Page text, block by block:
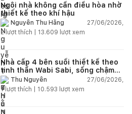
Ngôi nhà không cần điều hòa nhờ
thiết kế theo khí hậu
Nguyễn Thu Hằng
27/06/2026,
2lượt thích | 13.609 lượt xem
Nhà cấp 4 bên suối thiết kế theo
tinh thần Wabi Sabi, sống chậm
giữa thiên nhiên
Thu Nguyễn
27/06/2026,
1lượt thích | 10.593 lượt xem